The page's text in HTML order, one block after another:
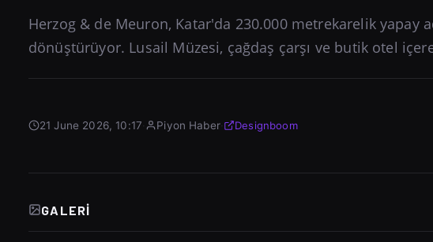
Herzog & de Meuron, Katar'da 230.000 metrekarelik yapay
dönüştürüyor. Lusail Müzesi, çağdaş çarşı ve butik otel
21 June 2026, 10:17 Piyon Haber· Designboom
GALERI